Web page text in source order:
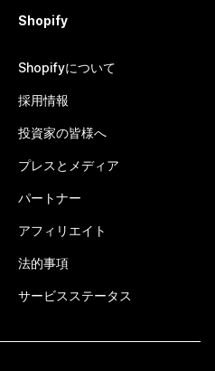
Shopify
Shopifyについて
採用情報
投資家の皆様へ
プレスとメディア
パートナー
アフィリエイト
法的事項
サービスステータス